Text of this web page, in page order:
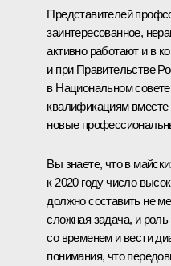
Представителей
заинтересованное,
активно работают и в
и при Правительстве
в Национальном
квалификациям
новые
Вы знаете, что в
к 2020 году число
должно составить не
сложная задача, и
со временем и вести
понимания, что